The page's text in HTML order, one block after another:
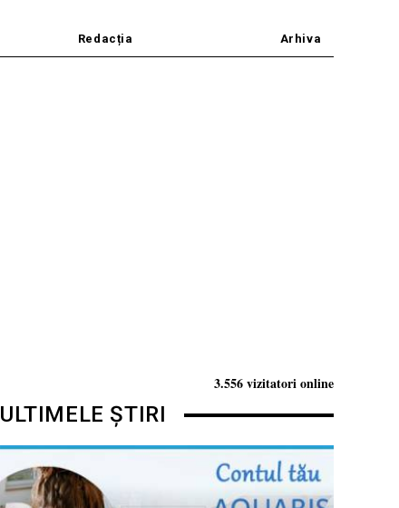
Redacția Arhiva
3.556 vizitatori online
ULTIMELE ȘTIRI